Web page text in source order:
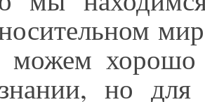
можем хорошо
но